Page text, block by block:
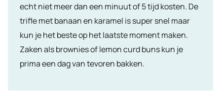
echt niet meer dan een minuut of 5 tijd kosten. De
trifle met banaan en karamel is super snel maar
kun je het beste op het laatste moment maken.
Zaken als brownies of lemon curd buns kun je
prima een dag van tevoren bakken.